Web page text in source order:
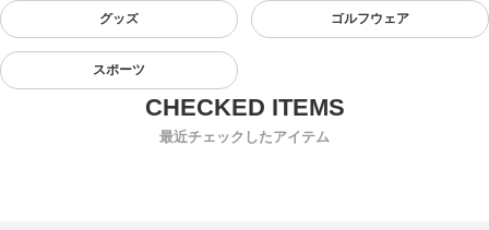
グッズ ゴルフウェア
スポーツ
最近チェックしたアイテム